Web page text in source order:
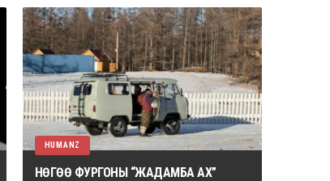
Г.ЭРДЭНЭБАТ
Humanz
HUMANZ
НӨГӨӨ ФУРГОНЫ “ЖАДАМБА АХ”